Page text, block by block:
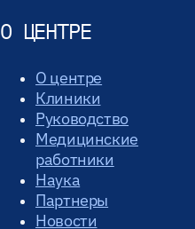
О ЦЕНТРЕ
О центре
Клиники
Руководство
Медицинские
работники
Наука
Партнеры
Новости